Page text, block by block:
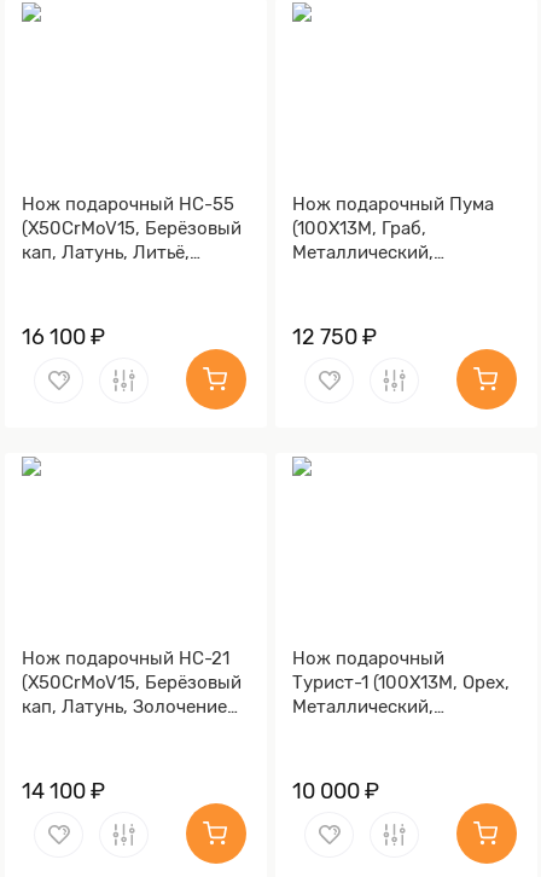
Нож подарочный НС-55
(X50CrMoV15, Берёзовый
кап, Латунь, Литьё,
16 100 ₽
Нож подарочный Пума
(100Х13М, Граб,
Металлический,
12 750 ₽
Нож подарочный НС-21
(X50CrMoV15, Берёзовый
кап, Латунь, Золочение
14 100 ₽
Нож подарочный
Турист-1 (100Х13М, Орех,
Металлический,
10 000 ₽